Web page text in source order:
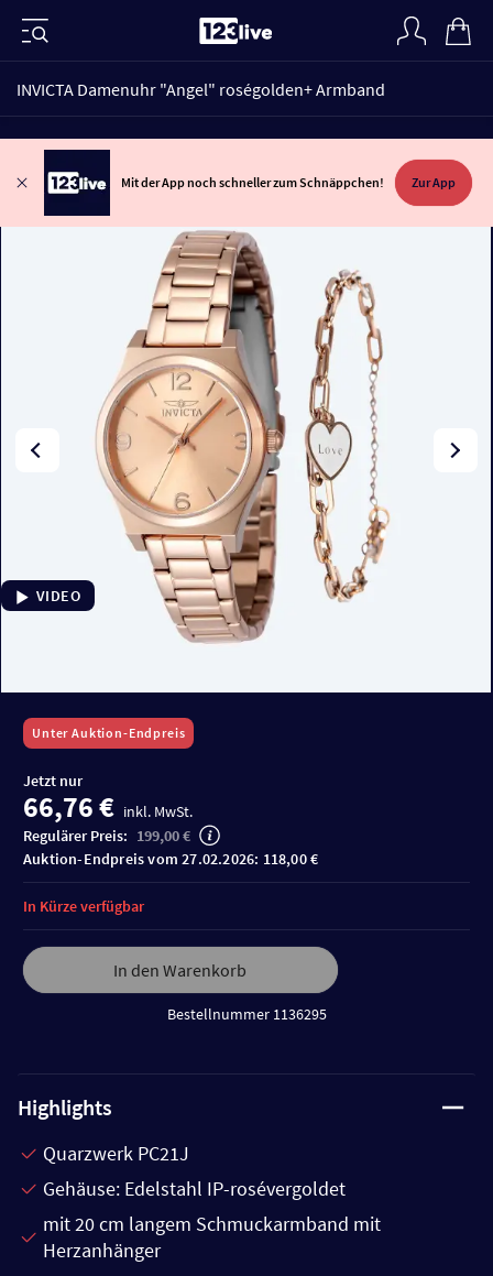
INVICTA Damenuhr "Angel" roségolden+ Armband
Mit der App noch schneller zum Schnäppchen! Zur App
VIDEO
Unter Auktion-Endpreis
Jetzt nur
66,76 € inkl. MwSt.
Regulärer Preis: 199,00 €
Auktion-Endpreis vom 27.02.2026: 118,00 €
In den Warenkorb
Bestellnummer 1136295
In Kürze verfügbar
Highlights
Quarzwerk PC21J
Gehäuse: Edelstahl IP-rosévergoldet
mit 20 cm langem Schmuckarmband mit
Herzanhänger